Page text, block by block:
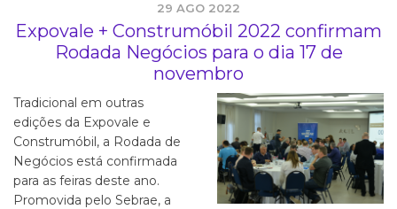
29 AGO 2022
Expovale + Construmóbil 2022 confirmam
Rodada Negócios para o dia 17 de
novembro
Tradicional em outras
edições da Expovale e
Construmóbil, a Rodada de
Negócios está confirmada
para as feiras deste ano.
Promovida pelo Sebrae, a